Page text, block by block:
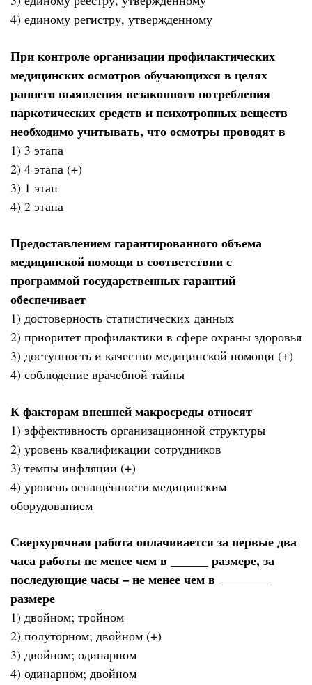
4) единому регистру, утвержденному
При контроле организации профилактических
медицинских осмотров обучающихся в целях
раннего выявления незаконного потребления
наркотических средств и психотропных веществ
необходимо учитывать, что осмотры проводят в
1) 3 этапа
2) 4 этапа (+)
3) 1 этап
4) 2 этапа
Предоставлением гарантированного объема
медицинской помощи в соответствии с
программой государственных гарантий
обеспечивает
1) достоверность статистических данных
2) приоритет профилактики в сфере охраны здоровья
3) доступность и качество медицинской помощи (+)
4) соблюдение врачебной тайны
К факторам внешней макросреды относят
1) эффективность организационной структуры
2) уровень квалификации сотрудников
3) темпы инфляции (+)
4) уровень оснащённости медицинским
оборудованием
Сверхурочная работа оплачивается за первые два
часа работы не менее чем в ______ размере, за
последующие часы – не менее чем в ________
размере
1) двойном; тройном
2) полуторном; двойном (+)
3) двойном; одинарном
4) одинарном; двойном